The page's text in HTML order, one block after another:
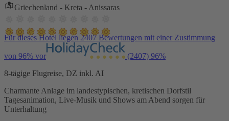
Griechenland - Kreta - Anissaras
Für dieses Hotel liegen 2407 Bewertungen mit einer Zustimmung
von 96% vor (2407) 96%
8-tägige Flugreise, DZ inkl. AI
Charmante Anlage im landestypischen, kretischen Dorfstil
Tagesanimation, Live-Musik und Shows am Abend sorgen für
Unterhaltung